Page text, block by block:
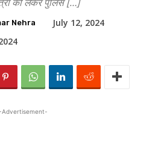
Nehra
July 12, 2024
Advertisement-